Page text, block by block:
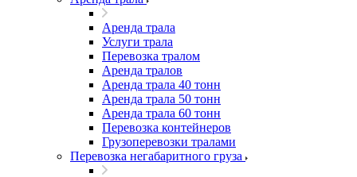
Аренда трала
Услуги трала
Перевозка тралом
Аренда тралов
Аренда трала 40 тонн
Аренда трала 50 тонн
Аренда трала 60 тонн
Перевозка контейнеров
Грузоперевозки тралами
Перевозка негабаритного груза